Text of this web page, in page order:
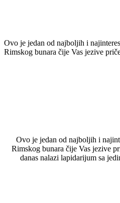
Ovo je jedan od najboljih i
Rimskog bunara čije Vas jezive
Ovo je jedan od najboljih i
Rimskog bunara čije Vas jezive
danas nalazi lapidarijum sa